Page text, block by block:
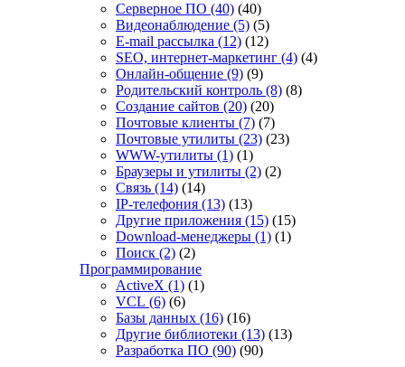
Серверное ПО (40) (40)
Видеонаблюдение (5) (5)
E-mail рассылка (12) (12)
SEO, интернет-маркетинг (4) (4)
Онлайн-общение (9) (9)
Родительский контроль (8) (8)
Создание сайтов (20) (20)
Почтовые клиенты (7) (7)
Почтовые утилиты (23) (23)
WWW-утилиты (1) (1)
Браузеры и утилиты (2) (2)
Связь (14) (14)
IP-телефония (13) (13)
Другие приложения (15) (15)
Download-менеджеры (1) (1)
Поиск (2) (2)
Программирование
ActiveX (1) (1)
VCL (6) (6)
Базы данных (16) (16)
Другие библиотеки (13) (13)
Разработка ПО (90) (90)